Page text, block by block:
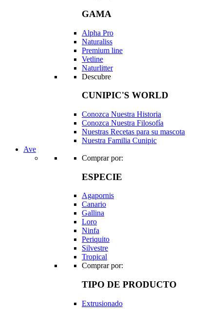
GAMA
Alpha Pro
Naturaliss
Premium line
Vetline
Naturlitter
Descubre
CUNIPIC'S WORLD
Conozca Nuestra Historia
Conozca Nuestra Filosofía
Nuestras Recetas para su mascota
Nuestra Familia Cunipic
Ave
Comprar por:
ESPECIE
Agapornis
Canario
Gallina
Loro
Ninfa
Periquito
Silvestre
Tropical
Comprar por:
TIPO DE PRODUCTO
Extrusionado